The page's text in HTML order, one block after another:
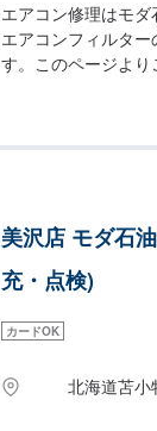
エアコン修理はモ
エアコンフィルタ
す。このページよ
美沢店 モダ石
充・点検)
カードOK
北海道苫小